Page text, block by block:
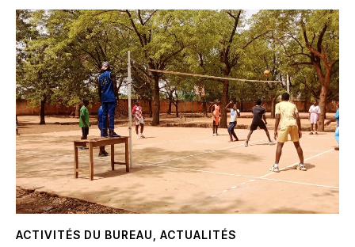
ACTIVITÉS DU BUREAU ACTUALITÉS